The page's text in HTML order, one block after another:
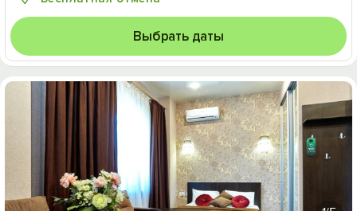
Выбрать даты